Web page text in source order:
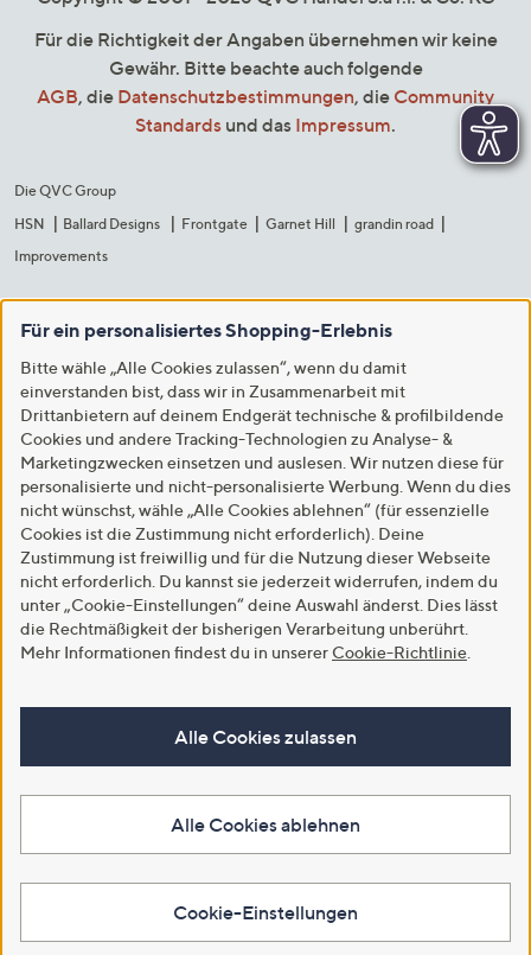
Für die Richtigkeit der Angaben übernehmen wir keine
Gewähr. Bitte beachte auch folgende
AGB, die Datenschutzbestimmungen, die Community
Standards und das Impressum.
Die QVC Group
HSN
Ballard Designs Frontgate Garnet Hill
grandin road
Improvements
Für ein personalisiertes Shopping-Erlebnis
Bitte wähle „Alle Cookies zulassen“, wenn du damit
einverstanden bist, dass wir in Zusammenarbeit mit
Drittanbietern auf deinem Endgerät technische & profilbildende
Cookies und andere Tracking-Technologien zu Analyse- &
Marketingzwecken einsetzen und auslesen. Wir nutzen diese für
personalisierte und nicht-personalisierte Werbung. Wenn du dies
nicht wünschst, wähle „Alle Cookies ablehnen“ (für essenzielle
Cookies ist die Zustimmung nicht erforderlich). Deine
Zustimmung ist freiwillig und für die Nutzung dieser Webseite
nicht erforderlich. Du kannst sie jederzeit widerrufen, indem du
unter „Cookie-Einstellungen“ deine Auswahl änderst. Dies lässt
die Rechtmäßigkeit der bisherigen Verarbeitung unberührt.
Mehr Informationen findest du in unserer Cookie-Richtlinie
Alle Cookies zulassen
Alle Cookies ablehnen
Cookie-Einstellungen